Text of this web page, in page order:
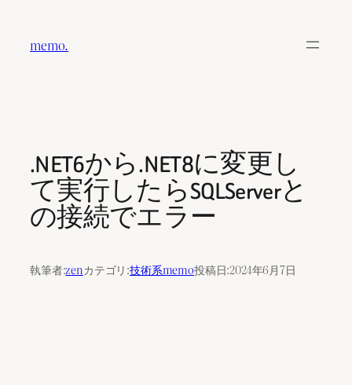
memo.
.NET6から.NET8に変更し
て実行したらSQLServerと
の接続でエラー
執筆者:zenカテゴリ:技術系memo投稿日:2024年6月7日